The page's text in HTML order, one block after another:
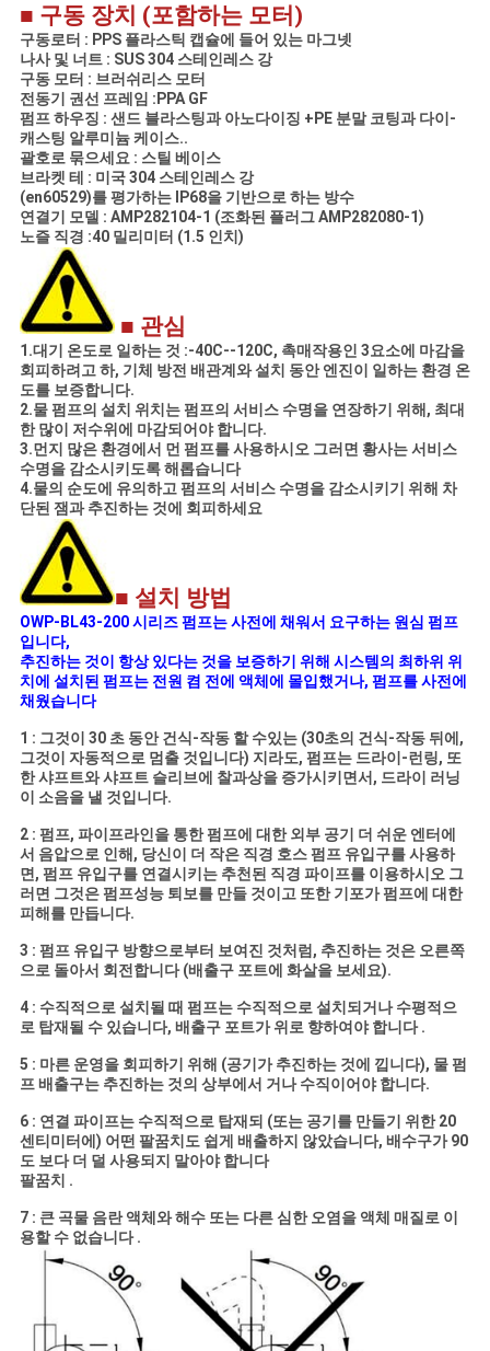
■ 구동 장치 (포함하는 모터)
구동로터 : PPS 플라스틱 캡슐에 들어 있는 마그넷
나사 및 너트 : SUS 304 스테인레스 강
구동 모터 : 브러쉬리스 모터
전동기 권선 프레임 :PPA GF
펌프 하우징 : 샌드 블라스팅과 아노다이징 +PE 분말 코팅과 다이-
캐스팅 알루미늄 케이스..
괄호로 묶으세요 : 스틸 베이스
브라켓 테 : 미국 304 스테인레스 강
(en60529)를 평가하는 IP68을 기반으로 하는 방수
연결기 모델 : AMP282104-1 (조화된 플러그 AMP282080-1)
노즐 직경 :40 밀리미터 (1.5 인치)
■ 관심
1.대기 온도로 일하는 것 :-40C--120C, 촉매작용인 3요소에 마감을
회피하려고 하, 기체 방전 배관계와 설치 동안 엔진이 일하는 환경 온
도를 보증합니다.
2.물 펌프의 설치 위치는 펌프의 서비스 수명을 연장하기 위해, 최대
한 많이 저수위에 마감되어야 합니다.
3.먼지 많은 환경에서 먼 펌프를 사용하시오 그러면 황사는 서비스
수명을 감소시키도록 해롭습니다
4.물의 순도에 유의하고 펌프의 서비스 수명을 감소시키기 위해 차
단된 잼과 추진하는 것에 회피하세요
■ 설치 방법
OWP-BL43-200 시리즈 펌프는 사전에 채워서 요구하는 원심 펌프
입니다,
추진하는 것이 항상 있다는 것을 보증하기 위해 시스템의 최하위 위
치에 설치된 펌프는 전원 켬 전에 액체에 몰입했거나, 펌프를 사전에
채웠습니다
1 : 그것이 30 초 동안 건식-작동 할 수있는 (30초의 건식-작동 뒤에,
그것이 자동적으로 멈출 것입니다) 지라도, 펌프는 드라이-런링, 또
한 샤프트와 샤프트 슬리브에 찰과상을 증가시키면서, 드라이 러닝
이 소음을 낼 것입니다.
2 : 펌프, 파이프라인을 통한 펌프에 대한 외부 공기 더 쉬운 엔터에
서 음압으로 인해, 당신이 더 작은 직경 호스 펌프 유입구를 사용하
면, 펌프 유입구를 연결시키는 추천된 직경 파이프를 이용하시오 그
러면 그것은 펌프성능 퇴보를 만들 것이고 또한 기포가 펌프에 대한
피해를 만듭니다.
3 : 펌프 유입구 방향으로부터 보여진 것처럼, 추진하는 것은 오른쪽
으로 돌아서 회전합니다 (배출구 포트에 화살을 보세요).
4 : 수직적으로 설치될 때 펌프는 수직적으로 설치되거나 수평적으
로 탑재될 수 있습니다, 배출구 포트가 위로 향하여야 합니다 .
5 : 마른 운영을 회피하기 위해 (공기가 추진하는 것에 낍니다), 물 펌
프 배출구는 추진하는 것의 상부에서 거나 수직이어야 합니다.
6 : 연결 파이프는 수직적으로 탑재되 (또는 공기를 만들기 위한 20
센티미터에) 어떤 팔꿈치도 쉽게 배출하지 않았습니다, 배수구가 90
도 보다 더 덜 사용되지 말아야 합니다
팔꿈치 .
7 : 큰 곡물 음란 액체와 해수 또는 다른 심한 오염을 액체 매질로 이
용할 수 없습니다 .